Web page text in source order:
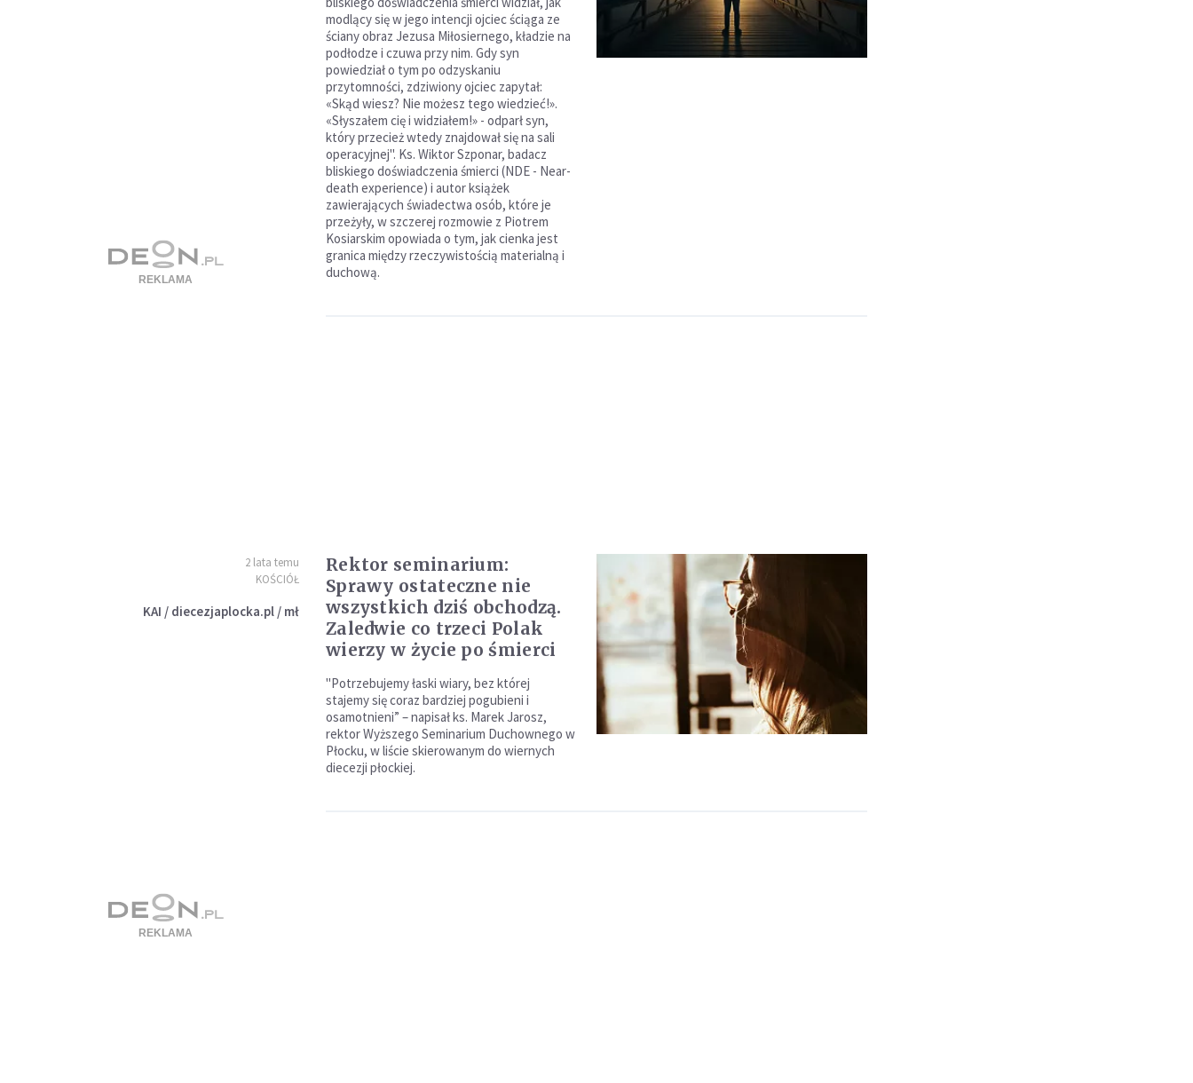
modlący się w jego intencji ojciec ściąga ze
ściany obraz Jezusa Miłosiernego, kładzie na
podłodze i czuwa przy nim. Gdy syn
powiedział o tym po odzyskaniu
przytomności, zdziwiony ojciec zapytał:
«Skąd wiesz? Nie możesz tego wiedzieć!».
«Słyszałem cię i widziałem!» - odparł syn,
który przecież wtedy znajdował się na sali
operacyjnej". Ks. Wiktor Szponar, badacz
bliskiego doświadczenia śmierci (NDE - Near-
death experience) i autor książek
zawierających świadectwa osób, które je
przeżyły, w szczerej rozmowie z Piotrem
Kosiarskim opowiada o tym, jak cienka jest
granica między rzeczywistością materialną i
duchową.
2 lata temu
KOŚCIÓŁ
KAI / diecezjaplocka.pl / mł
Rektor seminarium:
Sprawy ostateczne nie
wszystkich dziś obchodzą.
Zaledwie co trzeci Polak
wierzy w życie po śmierci
"Potrzebujemy łaski wiary, bez której
stajemy się coraz bardziej pogubieni i
osamotnieni” – napisał ks. Marek Jarosz,
rektor Wyższego Seminarium Duchownego w
Płocku, w liście skierowanym do wiernych
diecezji płockiej.